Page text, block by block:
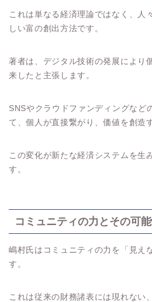
これは単なる経済理論ではなく、人
しい富の創出方法です。
著者は、デジタル技術の発展により
来したと主張します。
SNSやクラウドファンディングなど
て、個人が直接繋がり、価値を創造
この変化が新たな経済システムを生
す。
コミュニティの力とその可
嶋村氏はコミュニティの力を「見え
す。
これは従来の財務諸表には現れない